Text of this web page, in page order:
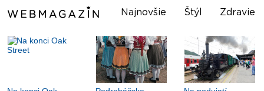
Najnovšie Štýl Zdravie